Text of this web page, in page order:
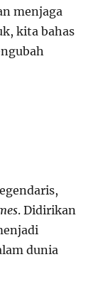
menjaga
kita bahas
. Didirikan
dunia